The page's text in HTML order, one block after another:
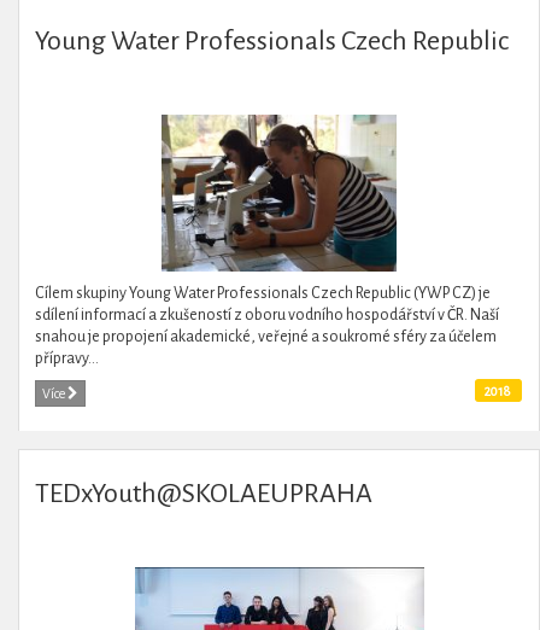
Young Water Professionals Czech Republic
Cílem skupiny Young Water Professionals Czech Republic (YWP CZ) je
sdílení informací a zkušeností z oboru vodního hospodářství v ČR. Naší
snahou je propojení akademické, veřejné a soukromé sféry za účelem
přípravy...
Více 2018
TEDxYouth@SKOLAEUPRAHA